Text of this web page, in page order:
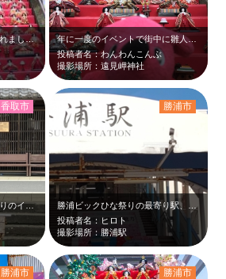
階段に並んだひなに圧倒されました!ずっと見ていても飽きなかったです
年に一度のイベントで街中に雛人形がいっぱい。 隣町の御宿もコラボで釣り飾り雛…
投稿者名：わんわんこんぶ
撮影場所：遠見岬神社
佐原に行った際にひなまつりのイベントをやっていたので投稿しました。
香取市
投稿者名：ヒロト
撮影場所：勝浦駅
勝浦市
勝浦市 勝浦市